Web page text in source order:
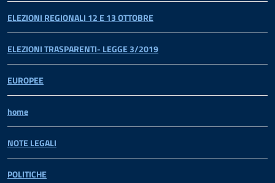
ELEZIONI REGIONALI 12 E 13 OTTOBRE
ELEZIONI TRASPARENTI- LEGGE 3/2019
EUROPEE
home
NOTE LEGALI
POLITICHE